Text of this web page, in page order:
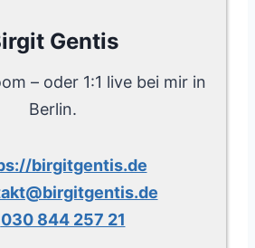
Gentis
– oder 1:1 live bei mir in
Berlin.
birgitgentis.de
030 844 257 21